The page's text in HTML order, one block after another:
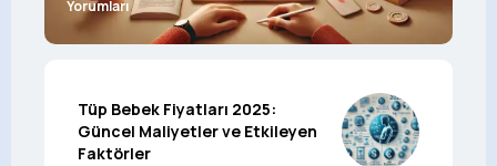
Yorumları
Tüp Bebek Fiyatları 2025:
Güncel Maliyetler ve Etkileyen
Faktörler